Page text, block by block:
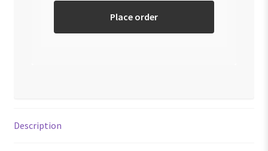
Place order
Description